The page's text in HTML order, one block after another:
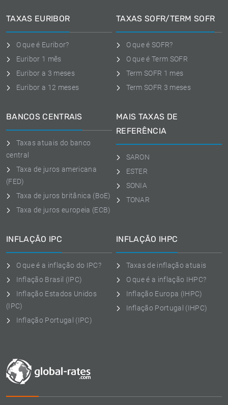
TAXAS EURIBOR
O que é Euribor?
Euribor 1 mês
Euribor a 3 meses
Euribor a 12 meses
TAXAS SOFR/TERM SOFR
O que é SOFR?
O que é Term SOFR
Term SOFR 1 mes
Term SOFR 3 meses
BANCOS CENTRAIS
Taxas atuais do banco
central
Taxa de juros americana
(FED)
Taxa de juros britânica (BoE)
Taxa de juros europeia (ECB)
MAIS TAXAS DE
REFERÊNCIA
SARON
ESTER
SONIA
TONAR
INFLAÇÃO IPC
O que é a inflação do IPC?
Inflação Brasil (IPC)
Inflação Estados Unidos
(IPC)
Inflação Portugal (IPC)
INFLAÇÃO IHPC
Taxas de inflação atuais
O que é a inflação IHPC?
Inflação Europa (IHPC)
Inflação Portugal (IHPC)